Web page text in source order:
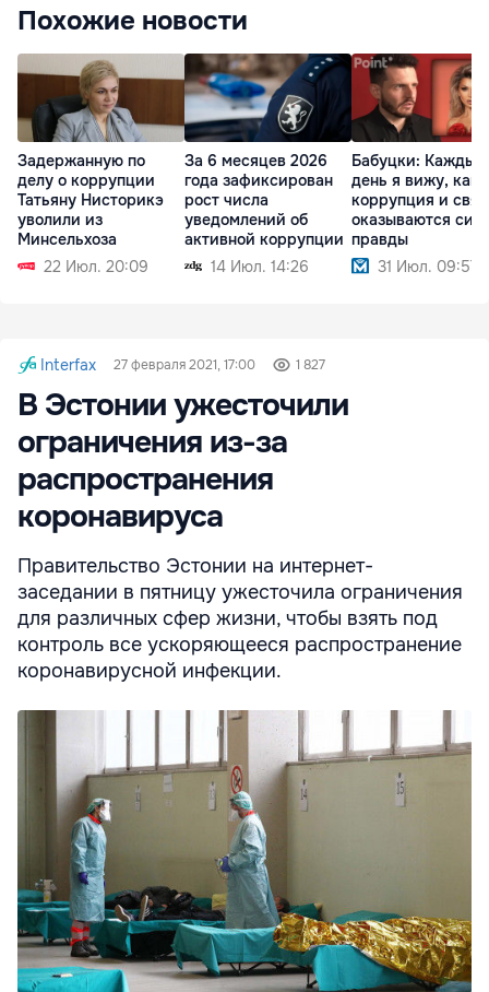
Похожие новости
Задержанную по
делу о коррупции
Татьяну Нисторикэ
уволили из
Минсельхоза
22 Июл. 20:09
За 6 месяцев 2026
года зафиксирован
рост числа
уведомлений об
активной коррупции
14 Июл. 14:26
Бабуцки: Каждый
день я вижу, как
коррупция и
оказываются
правды
31 Июл. 09:57
Interfax 27 февраля 2021, 17:00 1 827
В Эстонии ужесточили
ограничения из-за
распространения
коронавируса
Правительство Эстонии на интернет-
заседании в пятницу ужесточила ограничения
для различных сфер жизни, чтобы взять под
контроль все ускоряющееся распространение
коронавирусной инфекции.